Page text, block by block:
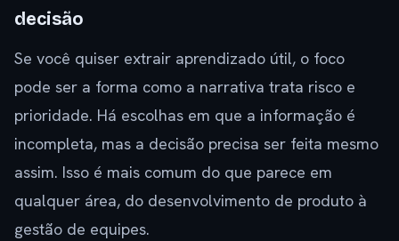
decisão
Se você quiser extrair aprendizado útil, o foco
pode ser a forma como a narrativa trata risco e
prioridade. Há escolhas em que a informação é
incompleta, mas a decisão precisa ser feita mesmo
assim. Isso é mais comum do que parece em
qualquer área, do desenvolvimento de produto à
gestão de equipes.